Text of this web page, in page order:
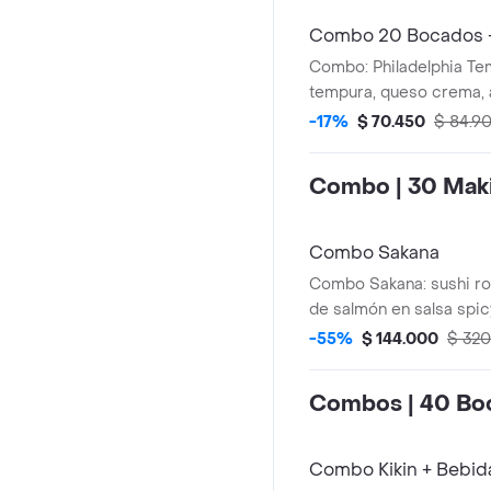
250ml incluidas)
Combo 20 Bocados
Combo: Philadelphia
tempura, queso crema,
Avocado Roll (Palmito
-17% $ 70.450 $
Combo | 30
Combo Sakana
Combo Sakana: sushi
de salmón en salsa
flameado y pescado
cebollín. (Incluye bebida
-55% $ 144.000 $
Combos | 40
Combo Kikin +